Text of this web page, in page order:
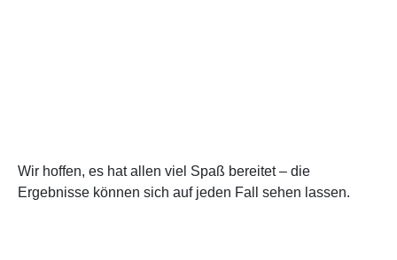
Wir hoffen, es hat allen viel Spaß bereitet – die
Ergebnisse können sich auf jeden Fall sehen lassen.